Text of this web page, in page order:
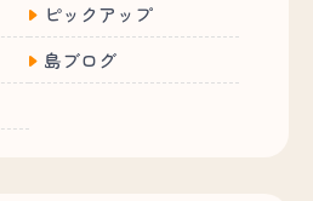
ピックアップ
島ブログ